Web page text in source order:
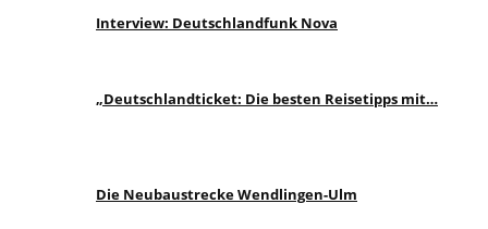
Interview: Deutschlandfunk Nova
„Deutschlandticket: Die besten Reisetipps mit…
Die Neubaustrecke Wendlingen-Ulm